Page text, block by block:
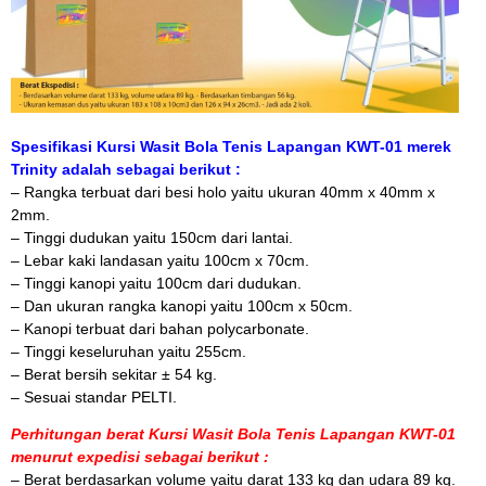
Spesifikasi Kursi Wasit Bola Tenis Lapangan KWT-01 merek
Trinity adalah sebagai berikut :
– Rangka terbuat dari besi holo yaitu ukuran 40mm x 40mm x
2mm.
– Tinggi dudukan yaitu 150cm dari lantai.
– Lebar kaki landasan yaitu 100cm x 70cm.
– Tinggi kanopi yaitu 100cm dari dudukan.
– Dan ukuran rangka kanopi yaitu 100cm x 50cm.
– Kanopi terbuat dari bahan polycarbonate.
– Tinggi keseluruhan yaitu 255cm.
– Berat bersih sekitar ± 54 kg.
– Sesuai standar PELTI.
Perhitungan berat Kursi Wasit Bola Tenis Lapangan KWT-01
menurut expedisi sebagai berikut :
– Berat berdasarkan volume yaitu darat 133 kg dan udara 89 kg.